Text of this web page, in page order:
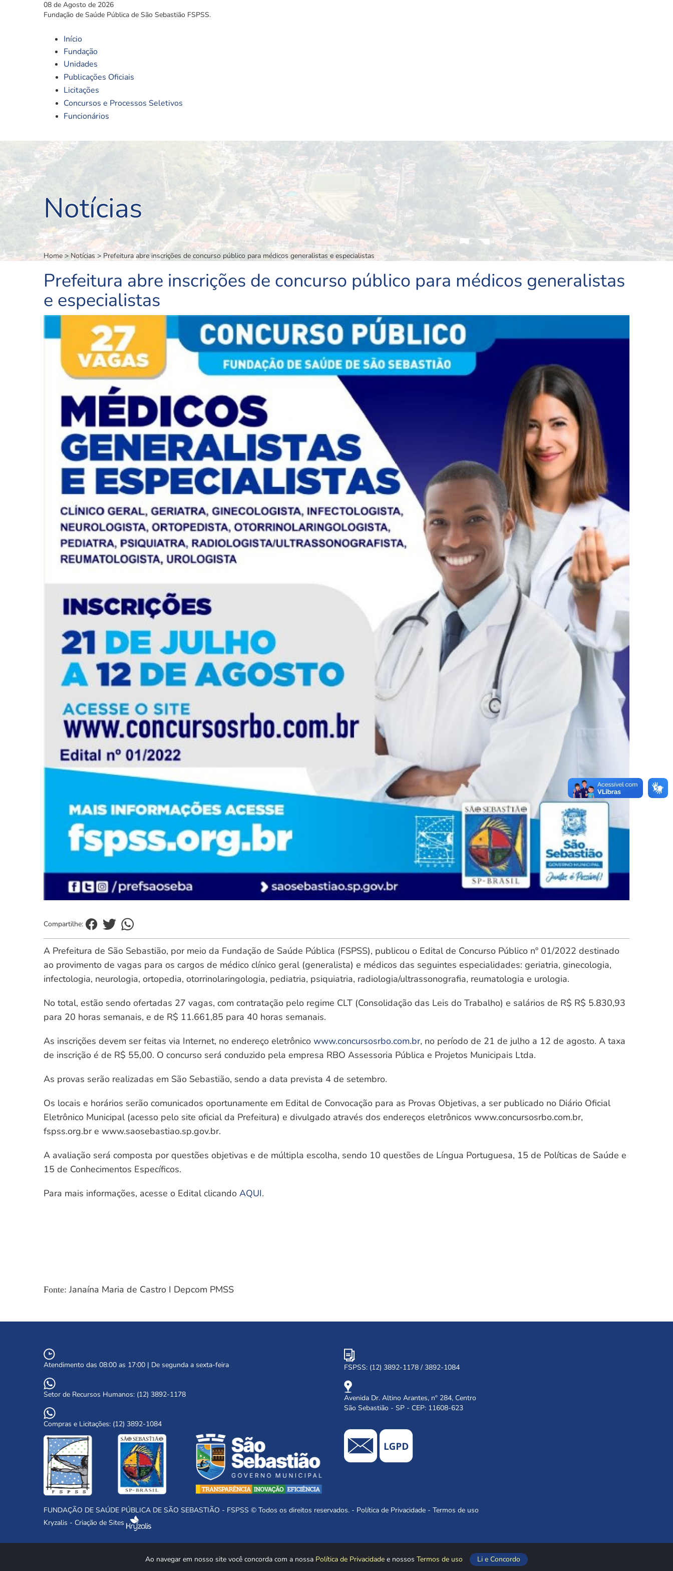
Ao navegar em nosso site você concorda com a nossa Política de Privacidade e nossos Termos de uso Li e Concordo
08 de Agosto de 2026
Fundação de Saúde Pública de São Sebastião FSPSS.
Início
Fundação
Unidades
Publicações Oficiais
Licitações
Concursos e Processos Seletivos
Funcionários
Notícias
Home> Notícias > Prefeitura abre inscrições de concurso público para médicos generalistas e especialistas
Prefeitura abre inscrições de concurso público para médicos generalistas
e especialistas
Compartilhe:
A Prefeitura de São Sebastião, por meio da Fundação de Saúde Pública (FSPSS), publicou o Edital de Concurso Público nº 01/2022 destinado
ao provimento de vagas para os cargos de médico clínico geral (generalista) e médicos das seguintes especialidades: geriatria, ginecologia,
infectologia, neurologia, ortopedia, otorrinolaringologia, pediatria, psiquiatria, radiologia/ultrassonografia, reumatologia e urologia.
No total, estão sendo ofertadas 27 vagas, com contratação pelo regime CLT (Consolidação das Leis do Trabalho) e salários de R$ R$ 5.830,93
para 20 horas semanais, e de R$ 11.661,85 para 40 horas semanais.
As inscrições devem ser feitas via Internet, no endereço eletrônico www.concursosrbo.com.br, no período de 21 de julho a 12 de agosto. A taxa
de inscrição é de R$ 55,00. O concurso será conduzido pela empresa RBO Assessoria Pública e Projetos Municipais Ltda.
As provas serão realizadas em São Sebastião, sendo a data prevista 4 de setembro.
Os locais e horários serão comunicados oportunamente em Edital de Convocação para as Provas Objetivas, a ser publicado no Diário Oficial
Eletrônico Municipal (acesso pelo site oficial da Prefeitura) e divulgado através dos endereços eletrônicos www.concursosrbo.com.br,
fspss.org.br e www.saosebastiao.sp.gov.br.
A avaliação será composta por questões objetivas e de múltipla escolha, sendo 10 questões de Língua Portuguesa, 15 de Políticas de Saúde e
15 de Conhecimentos Específicos.
Para mais informações, acesse o Edital clicando AQUI.
Fonte: Janaína Maria de Castro I Depcom PMSS
Atendimento das 08:00 as 17:00 | De segunda a sexta-feira
Setor de Recursos Humanos: (12) 3892-1178
Compras e Licitações: (12) 3892-1084
FSPSS: (12) 3892-1178 / 3892-1084
Avenida Dr. Altino Arantes, nº 284, Centro
São Sebastião - SP - CEP: 11608-623
FUNDAÇÃO DE SAÚDE PÚBLICA DE SÃO SEBASTIÃO - FSPSS © Todos os direitos reservados. - Política de Privacidade - Termos de uso
Kryzalis - Criação de Sites